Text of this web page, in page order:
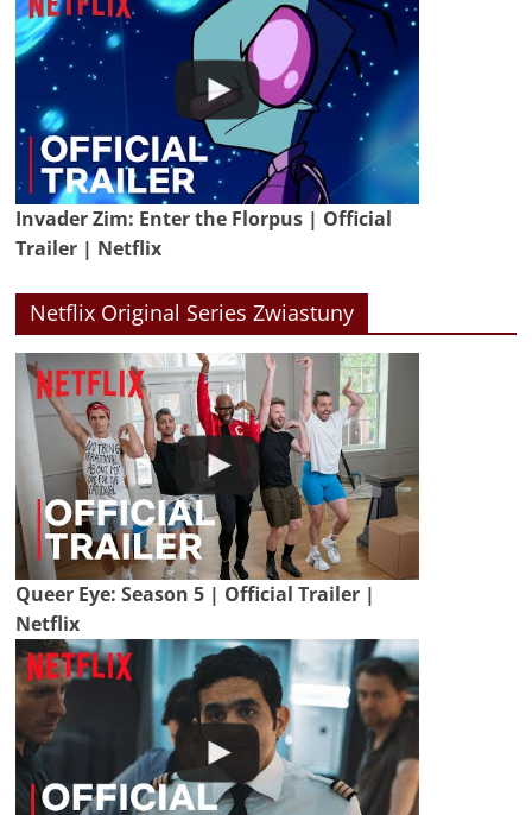
Invader Zim: Enter the Florpus | Official
Trailer | Netflix
Netflix Original Series Zwiastuny
Queer Eye: Season 5 | Official Trailer |
Netflix